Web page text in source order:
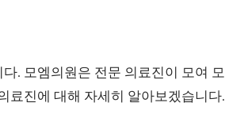
. 모엠의원은 전문 의료진이 모여 모
료진에 대해 자세히 알아보겠습니다.